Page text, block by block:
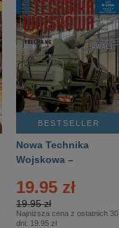
BESTSELLER
Nowa Technika
Wojskowa –
19.95 zł
19.95 zł
Najniższa cena z ostatnich 30
dni: 19.95 zł